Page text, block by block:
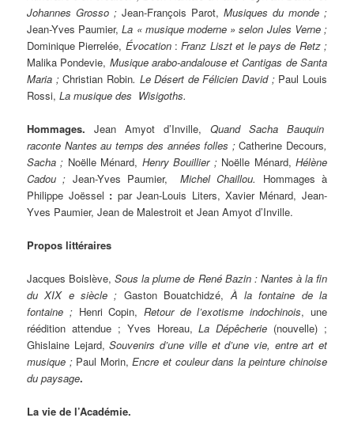
Johannes Grosso ;Jean-François Parot, Musiques du monde ;
Jean-Yves Paumier,La « musique moderne » selon Jules Verne ;
Dominique Pierrelée, Évocation:Franz Liszt et le pays de Retz ;
Malika Pondevie, Musique arabo-andalouse et Cantigas de Santa
Maria ;Christian Robin. Le Désert de Félicien David ; Paul Louis
Rossi,La musique des Wisigoths.
Hommages.Jean Amyot d’Inville, Quand Sacha Bauquin
raconte Nantes au temps des années folles ;Catherine Decours,
Sacha ; Noëlle Ménard, Henry Bouillier ; Noëlle Ménard, Hélène
Cadou ; Jean-Yves Paumier,Michel Chaillou. Hommages à
Philippe Joëssel : par Jean-Louis Liters, Xavier Ménard, Jean-
Yves Paumier, Jean de Malestroit et Jean Amyot d’Inville.
Propos littéraires
Jacques Boislève,Sous la plume de René Bazin : Nantes à la fin
du XIX e siècle ; Gaston Bouatchidzé,À la fontaine de la
fontaine ; Henri Copin,Retour de l’exotisme indochinois, une
réédition attendue ; Yves Horeau,La Dépêcherie (nouvelle) ;
Ghislaine Lejard,Souvenirs d’une ville et d’une vie, entre art et
musique ;Paul Morin, Encre et couleur dans la peinture chinoise
du paysage.
La vie de l’Académie.